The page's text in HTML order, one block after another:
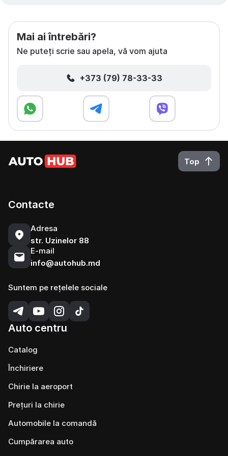
Mai ai întrebări?
Ne puteți scrie sau apela, vă vom ajuta
+373 (79) 78-33-33
Top
Contacte
Adresa
str. Uzinelor 88
E-mail
info@autohub.md
Suntem pe rețelele sociale
Auto centru
Catalog
Închiriere
Chirie la aeroport
Prețuri la chirie
Automobile la comandă
Cumpărarea auto